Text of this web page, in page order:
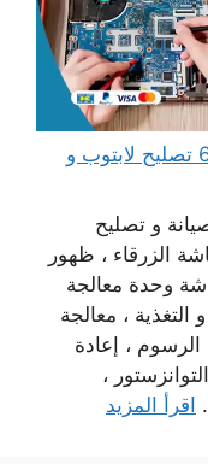
مهندس كمبيوتر الصليبية 65511033 تصليح لابتوب و
و تصليح
الزرقاء ، ظهور
وحدة معالجة
، معالجة
، إعادة
،
اقرأ المزيد